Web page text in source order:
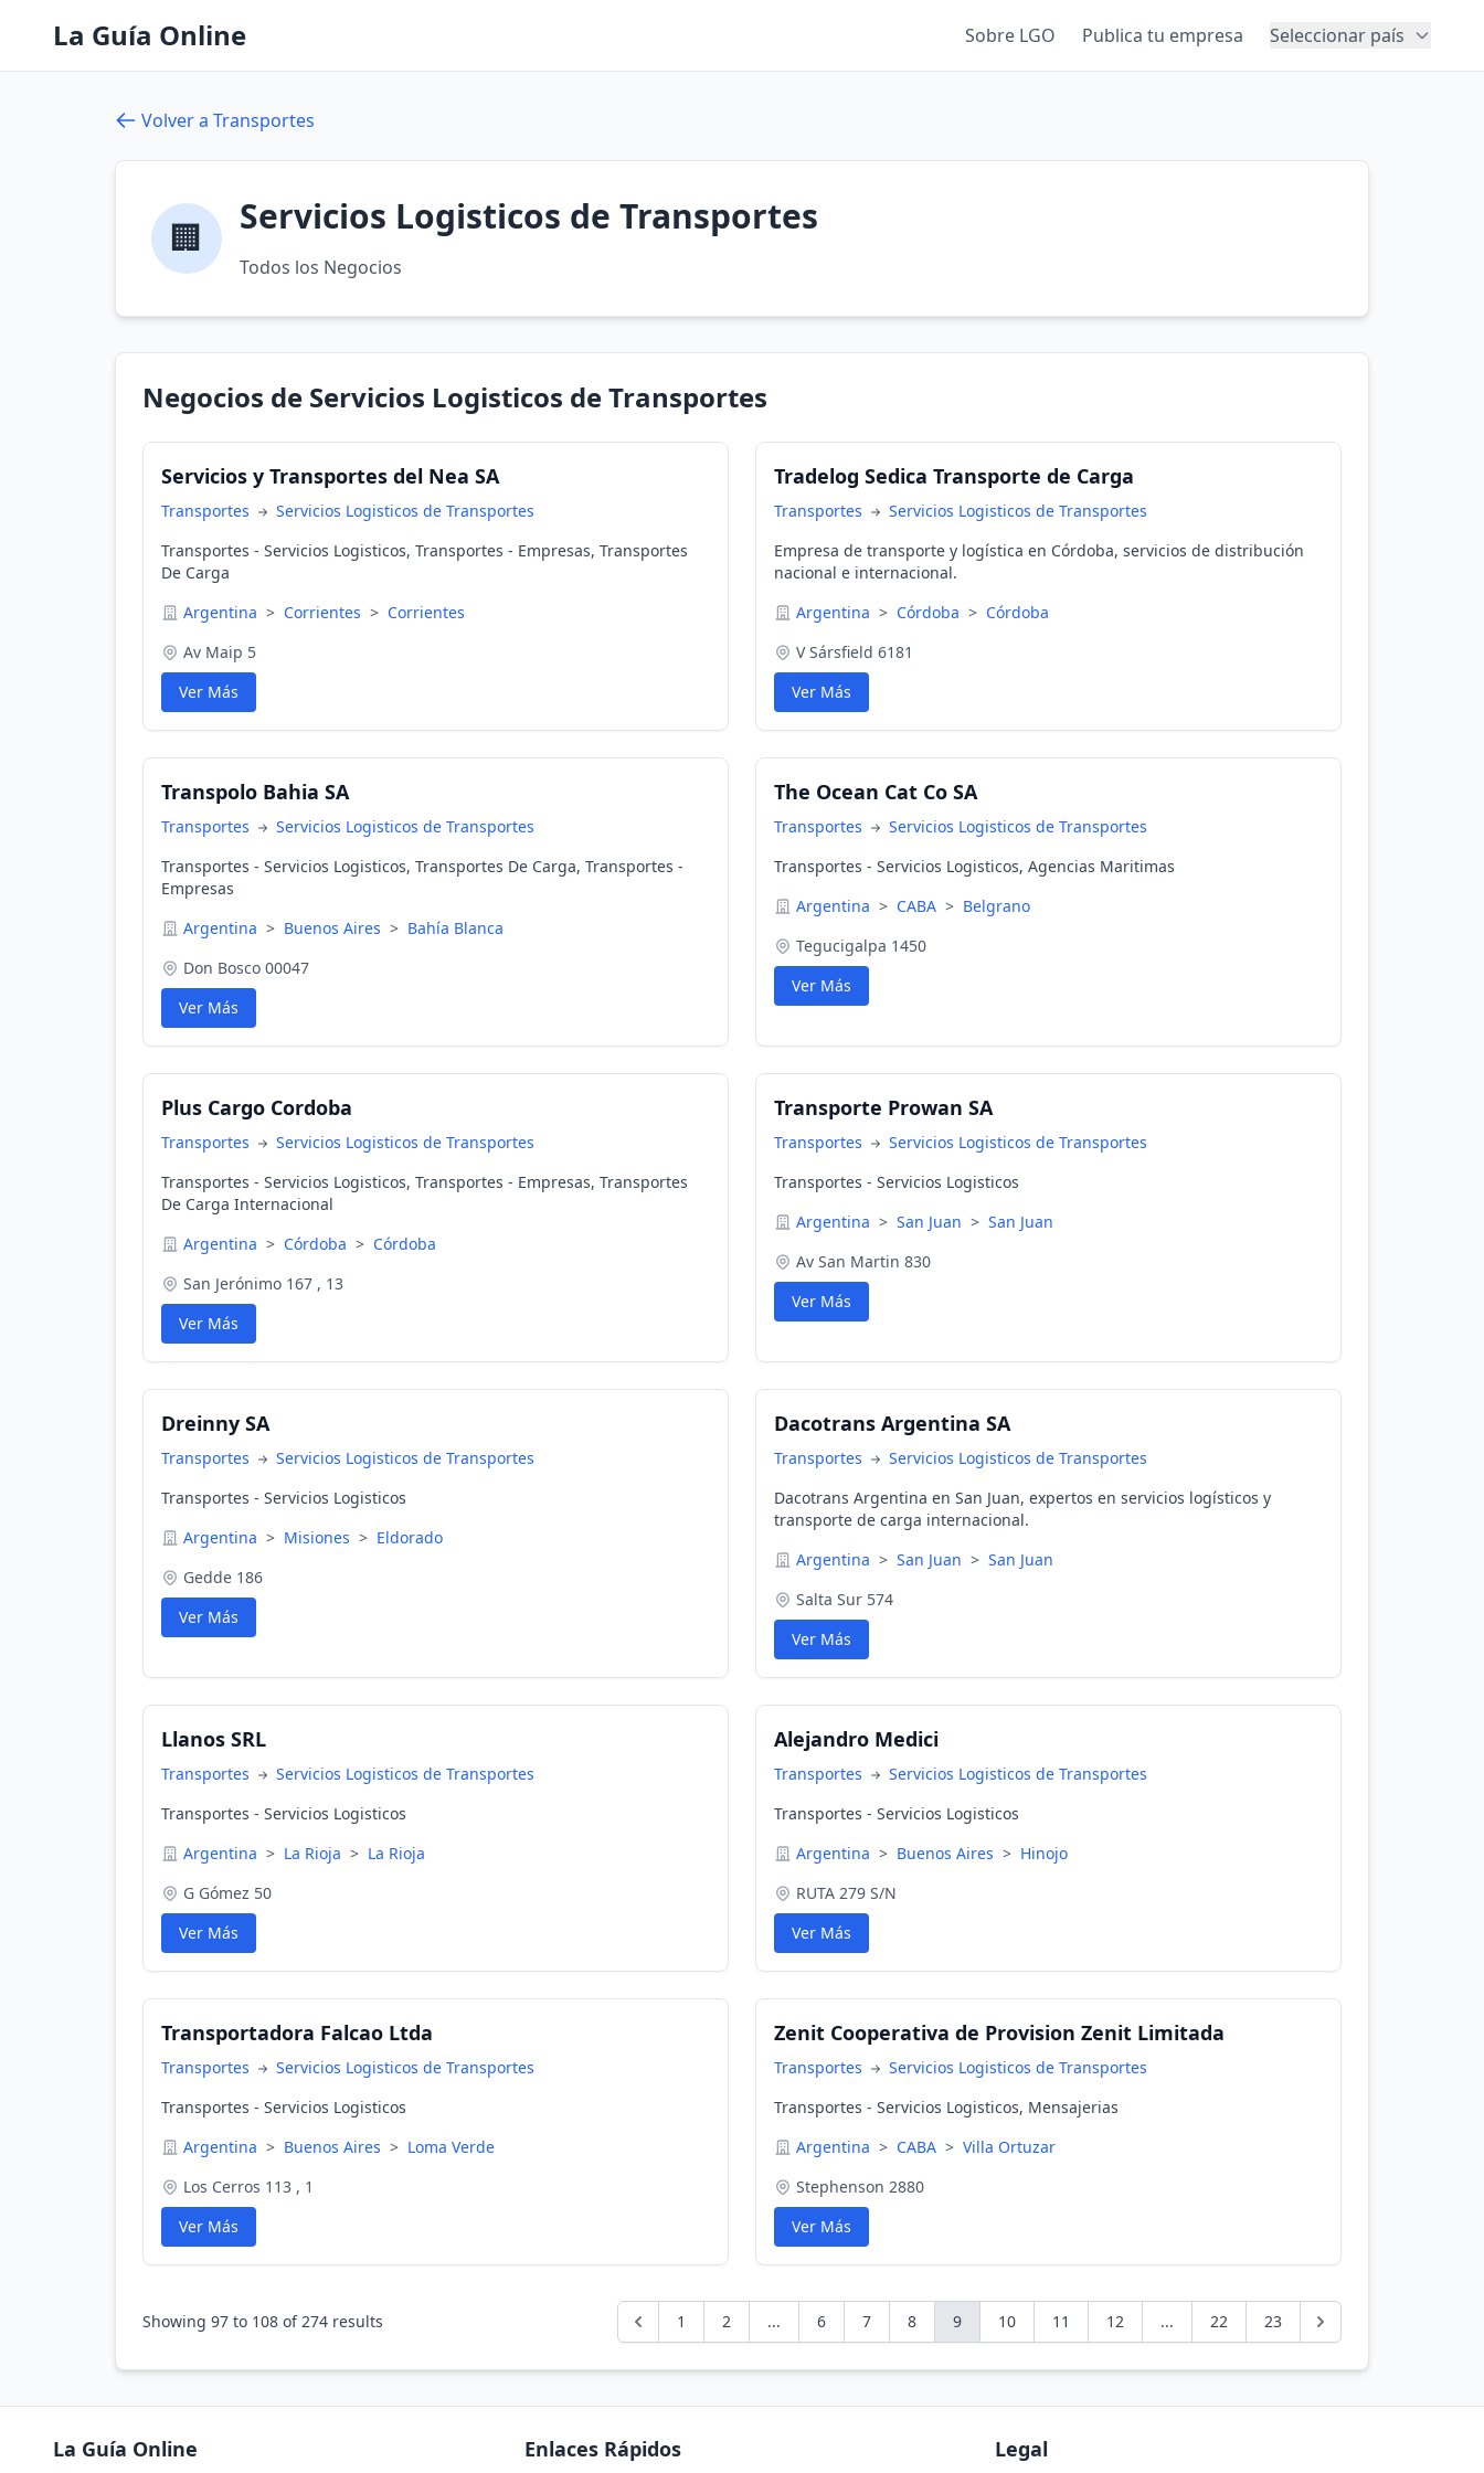
La Guía Online Sobre LGO Publica tu empresa Seleccionar país
Volver a Transportes
🏢 Servicios Logisticos de Transportes
Todos los Negocios
Negocios de Servicios Logisticos de Transportes
Servicios y Transportes del Nea SA
Transportes
Servicios Logisticos de Transportes
Transportes - Servicios Logisticos, Transportes - Empresas, Transportes
De Carga
Argentina > Corrientes > Corrientes
Av Maip 5
Ver Más
Tradelog Sedica Transporte de Carga
Transportes
Servicios Logisticos de Transportes
Empresa de transporte y logística en Córdoba, servicios de distribución
nacional e internacional.
Argentina > Córdoba > Córdoba
V Sársfield 6181
Ver Más
Transpolo Bahia SA
Transportes
Servicios Logisticos de Transportes
Transportes - Servicios Logisticos, Transportes De Carga, Transportes -
Empresas
Argentina > Buenos Aires > Bahía Blanca
Don Bosco 00047
Ver Más
The Ocean Cat Co SA
Transportes
Servicios Logisticos de Transportes
Transportes - Servicios Logisticos, Agencias Maritimas
Argentina > CABA > Belgrano
Tegucigalpa 1450
Ver Más
Plus Cargo Cordoba
Transportes
Servicios Logisticos de Transportes
Transportes - Servicios Logisticos, Transportes - Empresas, Transportes
De Carga Internacional
Argentina > Córdoba > Córdoba
San Jerónimo 167 , 13
Ver Más
Transporte Prowan SA
Transportes
Servicios Logisticos de Transportes
Transportes - Servicios Logisticos
Argentina > San Juan > San Juan
Av San Martin 830
Ver Más
Dreinny SA
Transportes
Servicios Logisticos de Transportes
Transportes - Servicios Logisticos
Argentina > Misiones > Eldorado
Gedde 186
Ver Más
Dacotrans Argentina SA
Transportes
Servicios Logisticos de Transportes
Dacotrans Argentina en San Juan, expertos en servicios logísticos y
transporte de carga internacional.
Argentina > San Juan > San Juan
Salta Sur 574
Ver Más
Llanos SRL
Transportes
Servicios Logisticos de Transportes
Transportes - Servicios Logisticos
Argentina > La Rioja > La Rioja
G Gómez 50
Ver Más
Alejandro Medici
Transportes
Servicios Logisticos de Transportes
Transportes - Servicios Logisticos
Argentina > Buenos Aires > Hinojo
RUTA 279 S/N
Ver Más
Transportadora Falcao Ltda
Transportes
Servicios Logisticos de Transportes
Transportes - Servicios Logisticos
Argentina > Buenos Aires > Loma Verde
Los Cerros 113 , 1
Ver Más
Zenit Cooperativa de Provision Zenit Limitada
Transportes
Servicios Logisticos de Transportes
Transportes - Servicios Logisticos, Mensajerias
Argentina > CABA > Villa Ortuzar
Stephenson 2880
Ver Más
Showing 97 to 108 of274 results 1 2 ... 6 7 8 9 10 11 12 ... 22 23
La Guía Online Enlaces Rápidos Legal